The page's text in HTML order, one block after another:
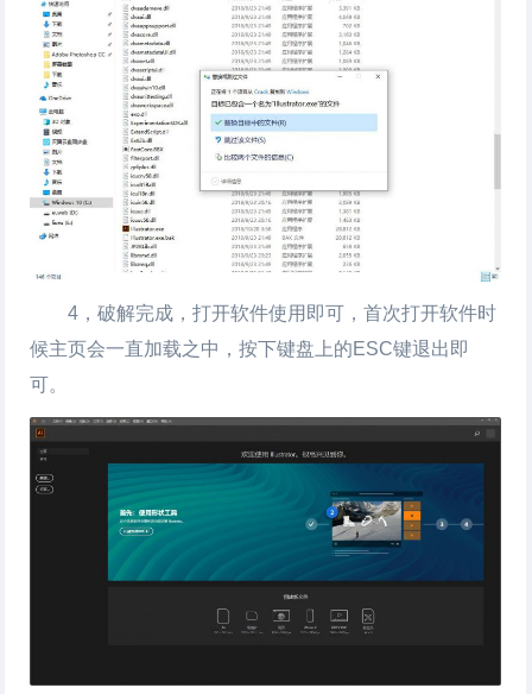
4，破解完成，打开软件使用即可，首次打开软件时
候主页会一直加载之中，按下键盘上的ESC键退出即
可。